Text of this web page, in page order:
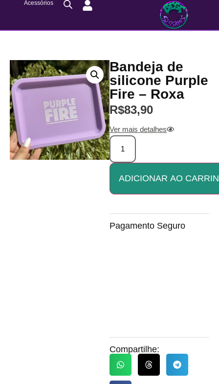
Acessórios
Bandeja de
silicone Purple
Fire – Roxa
R$83,90
Pagamento Seguro
Compartilhe:
Ver mais detalhes
ADICIONAR AO